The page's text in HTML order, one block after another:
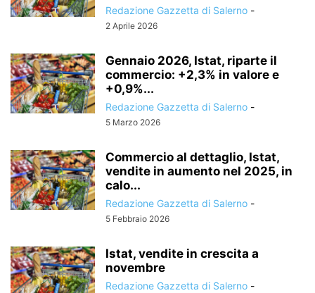
Redazione Gazzetta di Salerno -
2 Aprile 2026
Gennaio 2026, Istat, riparte il
commercio: +2,3% in valore e
+0,9%...
Redazione Gazzetta di Salerno -
5 Marzo 2026
Commercio al dettaglio, Istat,
vendite in aumento nel 2025, in
calo...
Redazione Gazzetta di Salerno -
5 Febbraio 2026
Istat, vendite in crescita a
novembre
Redazione Gazzetta di Salerno -